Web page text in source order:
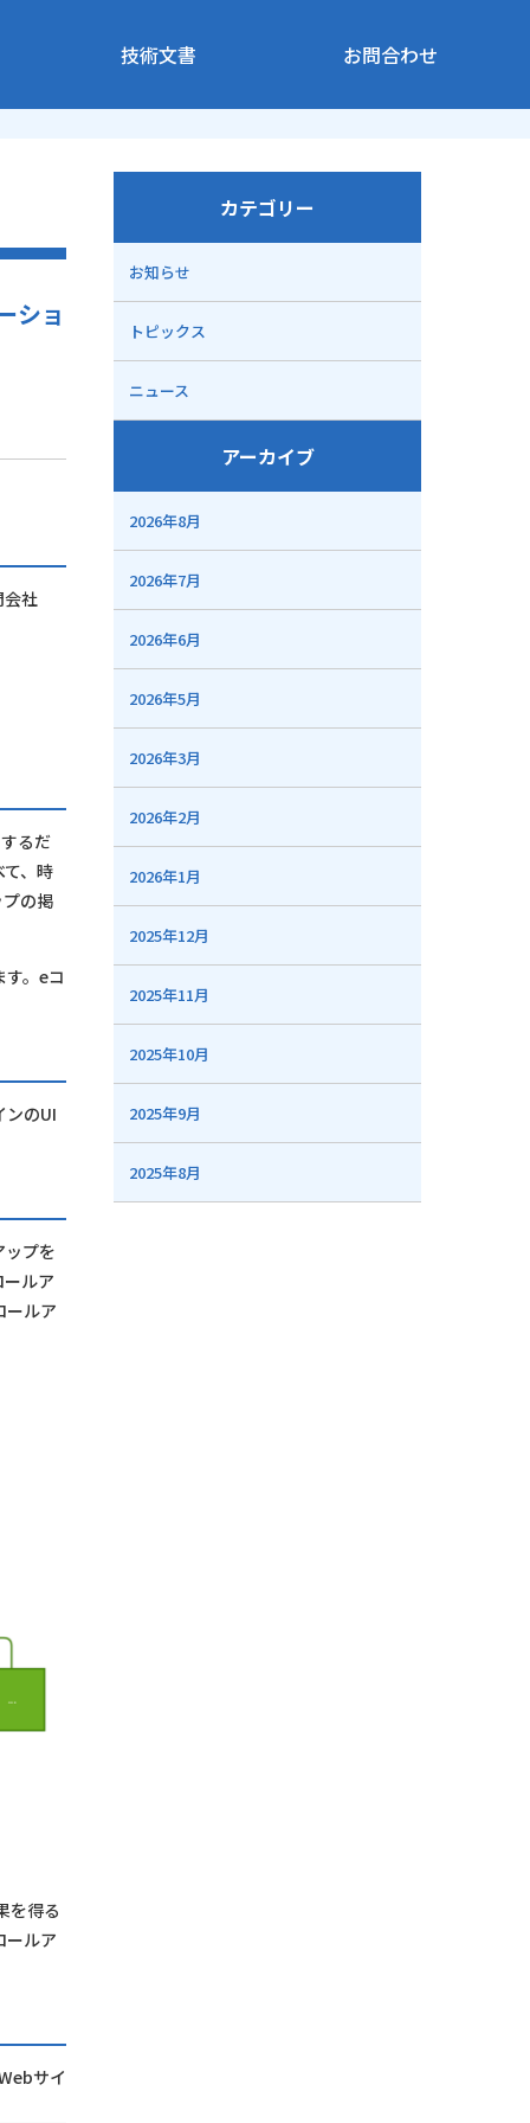
技術文書 お問合わせ
ショ
社
るだ
、時
の掲
。eコ
ンのUI
ップを
ルア
ールア
を得る
ールア
サイ
カテゴリー
お知らせ
トピックス
ニュース
アーカイブ
2026年8月
2026年7月
2026年6月
2026年5月
2026年3月
2026年2月
2026年1月
2025年12月
2025年11月
2025年10月
2025年9月
2025年8月